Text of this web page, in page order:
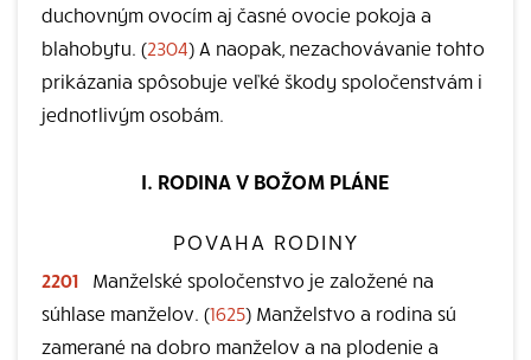
duchovným ovocím aj časné ovocie pokoja a
blahobytu. (2304) A naopak, nezachovávanie tohto
prikázania spôsobuje veľké škody spoločenstvám i
jednotlivým osobám.
I. RODINA V BOŽOM PLÁNE
POVAHA RODINY
2201
Manželské spoločenstvo je založené na
súhlase manželov. (1625) Manželstvo a rodina sú
zamerané na dobro manželov a na plodenie a